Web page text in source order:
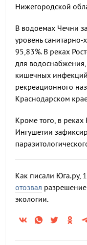
Нижегородской
В водоемах Чечни
уровень
95,83%. В реках
для
кишечных
рекреационного
Краснодарском
Кроме того, в
Ингушетии
Как писали Юга.ру,
отозвал
экологии.